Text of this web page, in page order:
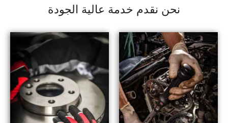
نحن نقدم خدمة عالية الجودة